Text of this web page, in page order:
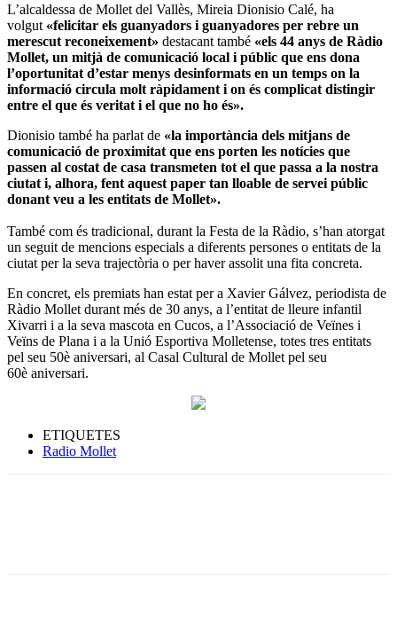
L’alcaldessa de Mollet del Vallès, Mireia Dionisio Calé, ha
volgut «felicitar els guanyadors i guanyadores per rebre un
merescut reconeixement» destacant també «els 44 anys de Ràdio
Mollet, un mitjà de comunicació local i públic que ens dona
l’oportunitat d’estar menys desinformats en un temps on la
informació circula molt ràpidament i on és complicat distingir
entre el que és veritat i el que no ho és».
Dionisio també ha parlat de «la importància dels mitjans de
comunicació de proximitat que ens porten les notícies que
passen al costat de casa transmeten tot el que passa a la nostra
ciutat i, alhora, fent aquest paper tan lloable de servei públic
donant veu a les entitats de Mollet».
També com és tradicional, durant la Festa de la Ràdio, s’han atorgat
un seguit de mencions especials a diferents persones o entitats de la
ciutat per la seva trajectòria o per haver assolit una fita concreta.
En concret, els premiats han estat per a Xavier Gálvez, periodista de
Ràdio Mollet durant més de 30 anys, a l’entitat de lleure infantil
Xivarri i a la seva mascota en Cucos, a l’Associació de Veïnes i
Veïns de Plana i a la Unió Esportiva Molletense, totes tres entitats
pel seu 50è aniversari, al Casal Cultural de Mollet pel seu
60è aniversari.
ETIQUETES
Radio Mollet